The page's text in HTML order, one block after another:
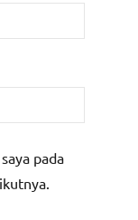
pada